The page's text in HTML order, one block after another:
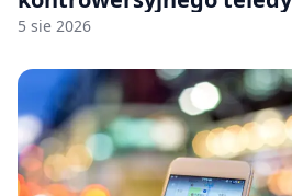
Stellar Blade: Blood Rain
5 sie 2026